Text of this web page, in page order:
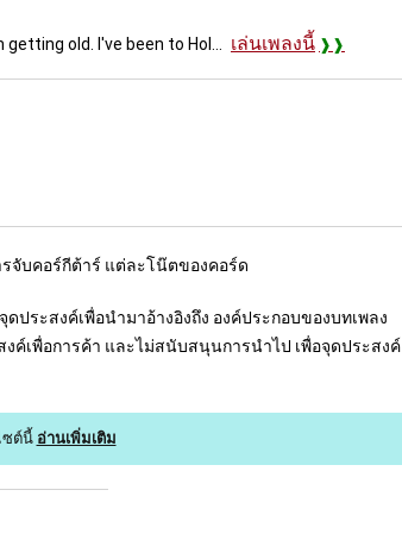
old. I've been to Hol... เล่นเพลงนี้
รจับคอร์กีต้าร์ แต่ละโน๊ตของคอร์ด
ประสงค์เพื่อนำมาอ้างอิงถึง องค์ประกอบของบทเพลง
ค์เพื่อการค้า และไม่สนับสนุนการนำไป เพื่อจุดประสงค์
ซต์นี้ อ่านเพิ่มเติม